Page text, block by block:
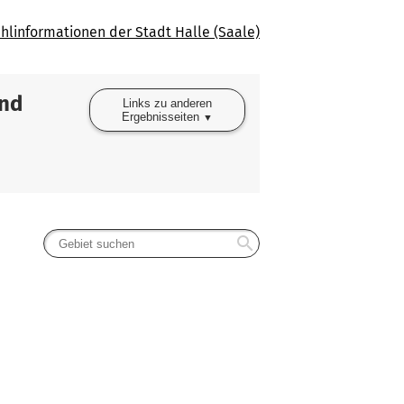
der Stadt Halle (Saale)
Links zu anderen
Ergebnisseiten
search